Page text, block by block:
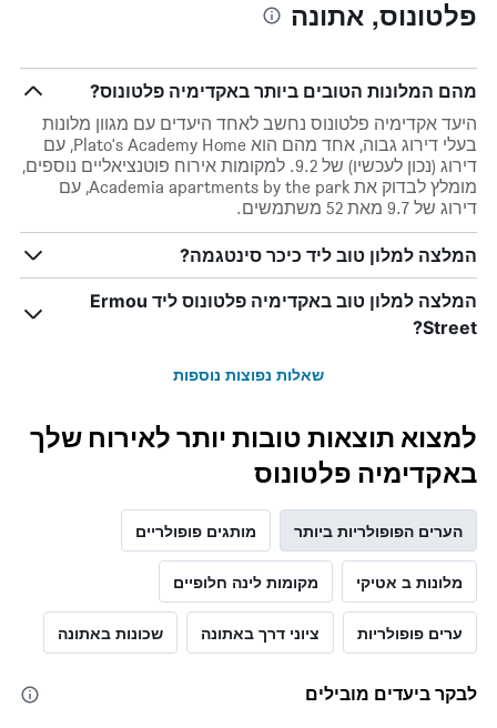
פלטונוס, אתונה
מהם המלונות הטובים ביותר באקדימיה פלטונוס?
היעד אקדימיה פלטונוס נחשב לאחד היעדים עם מגוון מלונות
בעלי דירוג גבוה, אחד מהם הוא Plato's Academy Home, עם
דירוג (נכון לעכשיו) של 9.2. למקומות אירוח פוטנציאליים נוספים,
מומלץ לבדוק את Academia apartments by the park, עם
דירוג של 9.7 מאת 52 משתמשים.
המלצה למלון טוב ליד כיכר סינטגמה?
המלצה למלון טוב באקדימיה פלטונוס ליד Ermou
Street?
שאלות נפוצות נוספות
למצוא תוצאות טובות יותר לאירוח שלך
באקדימיה פלטונוס
הערים הפופולריות ביותר מותגים פופולריים
מלונות ב אטיקי מקומות לינה חלופיים
ערים פופולריות ציוני דרך באתונה שכונות באתונה
לבקר ביעדים מובילים